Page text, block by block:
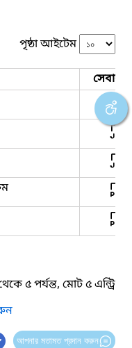
পৃষ্ঠা আইটেম
সেবার
৫ পর্যন্ত, মোট ৫ এন্ট্রি
আপনার মতামত প্রদান করুন